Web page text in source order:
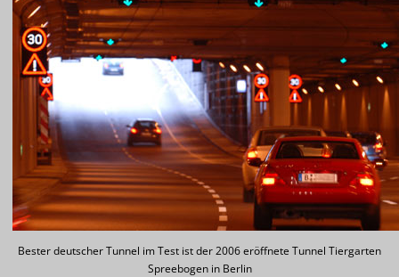
Bester deutscher Tunnel im Test ist der 2006 eröffnete Tunnel Tiergarten
Spreebogen in Berlin